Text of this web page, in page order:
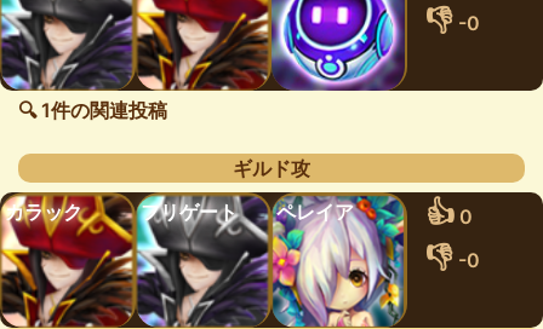
👎 -0
🔍 1件の関連投稿
ギルド攻
カラック
フリゲート ペレイア 👍 0
👎 -0